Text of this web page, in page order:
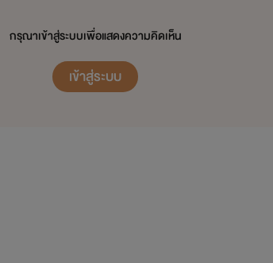
กรุณาเข้าสู่ระบบเพื่อแสดงความคิดเห็น
เข้าสู่ระบบ